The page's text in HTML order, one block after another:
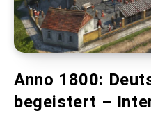
Anno 1800:
begeistert –